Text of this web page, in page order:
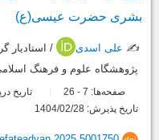
بشری حضرت عیسی(ع)
✍️ علی اسدی
/ استادیار
پژوهشگاه علوم و فرهنگ
صفحه‌ها: 7
-
تاریخ دریافت:
تاریخ پذیرش: 1404/02/28